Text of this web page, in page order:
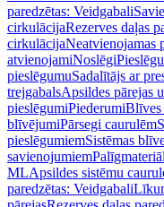
paredzētas: Veidgabali
cirkulācijaRezerves daļas
cirkulācijaNeatvienojamas
atvienojamiNoslēgi
pieslēgumuSadalītājs ar
trejgabalsApsildes pārejas
pieslēgumiPiederumiBlīves
blīvējumiPārsegi caurulēm
pieslēgumiemSistēmas
savienojumiem
MLApsildes sistēmu
paredzētas: Veidgabali